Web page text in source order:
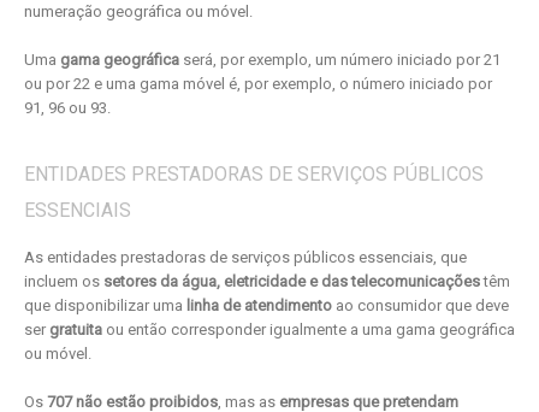
numeração geográfica ou móvel.
Uma gama geográfica será, por exemplo, um número iniciado por 21
ou por 22 e uma gama móvel é, por exemplo, o número iniciado por
91, 96 ou 93.
ENTIDADES PRESTADORAS DE SERVIÇOS PÚBLICOS
ESSENCIAIS
As entidades prestadoras de serviços públicos essenciais, que
incluem os setores da água, eletricidade e das telecomunicaçõestêm
que disponibilizar uma linha de atendimento ao consumidor que deve
ser gratuita ou então corresponder igualmente a uma gama geográfica
ou móvel.
Os 707 não estão proibidos, mas as empresas que pretendam